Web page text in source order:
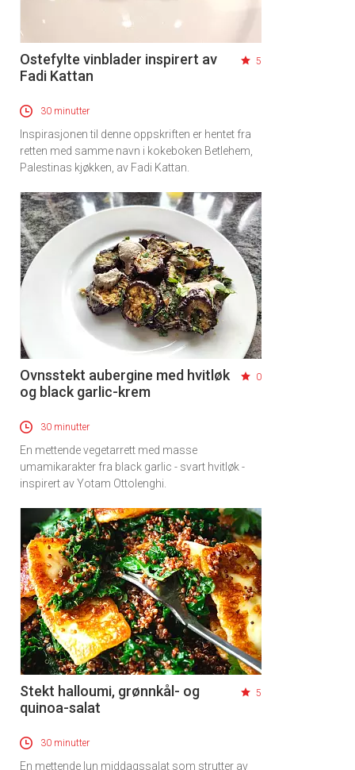
Ostefylte vinblader inspirert av
Fadi Kattan
5
30 minutter
Inspirasjonen til denne oppskriften er hentet fra
retten med samme navn i kokeboken Betlehem,
Palestinas kjøkken, av Fadi Kattan.
Ovnsstekt aubergine med hvitløk
og black garlic-krem
0
30 minutter
En mettende vegetarrett med masse
umamikarakter fra black garlic - svart hvitløk -
inspirert av Yotam Ottolenghi.
Stekt halloumi, grønnkål- og
quinoa-salat
5
30 minutter
En mettende lun middagssalat som strutter av